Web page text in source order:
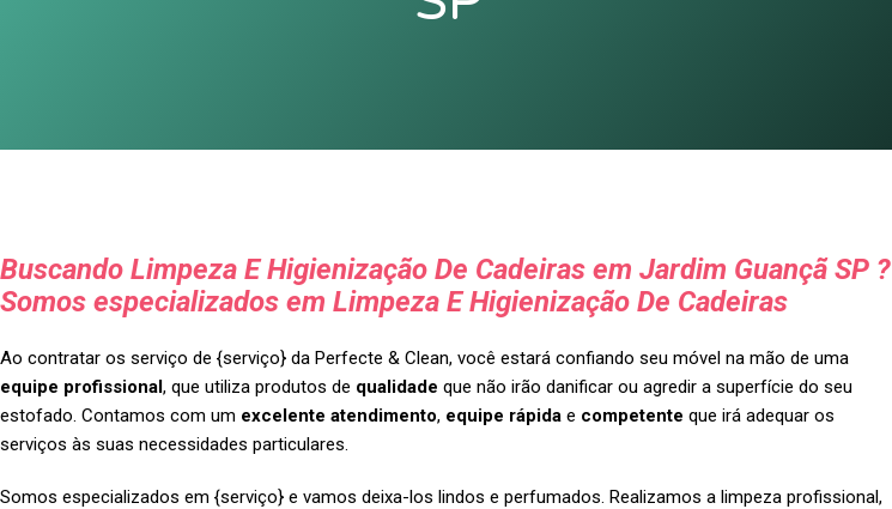
Buscando Limpeza E Higienização De Cadeiras em Jardim Guançã SP ?
Somos especializados em Limpeza E Higienização De Cadeiras
Ao contratar os serviço de {serviço} da Perfecte & Clean, você estará confiando seu móvel na mão de uma
equipe profissional, que utiliza produtos de qualidade que não irão danificar ou agredir a superfície do seu
estofado. Contamos com um excelente atendimento, equipe rápida e competente que irá adequar os
serviços às suas necessidades particulares.
Somos especializados em {serviço} e vamos deixa-los lindos e perfumados. Realizamos a limpeza profissional,